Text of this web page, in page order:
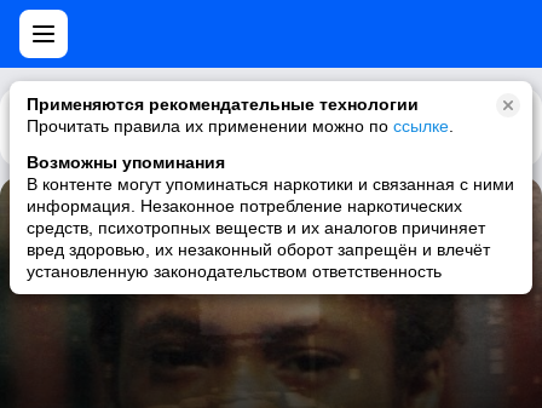
Применяются рекомендательные технологии
Прочитать правила их применении можно по ссылке
Возможны упоминания
В контенте могут упоминаться наркотики и связанная с ними
информация. Незаконное потребление наркотических
средств, психотропных веществ и их аналогов причиняет
вред здоровью, их незаконный оборот запрещён и влечёт
установленную законодательством ответственность
Каталог Рекомендации
N.Y. State of Mind
Nas